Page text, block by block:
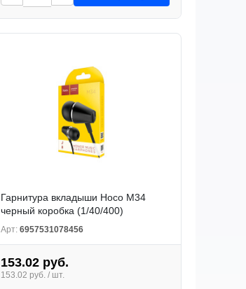
Гарнитура вкладыши Hoco M34
черный коробка (1/40/400)
Арт: 6957531078456
153.02 руб.
153.02 руб. / шт.